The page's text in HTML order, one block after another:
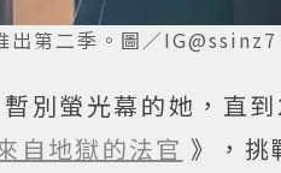
出第二季。圖／IG@ssinz7
別螢光幕的她，直
自地獄的法官 》，挑